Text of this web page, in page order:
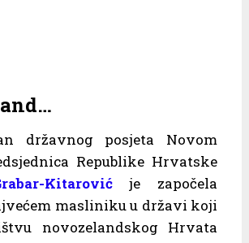
državnog posjeta Novom
Republike Hrvatske
Kitarovićje započela
masliniku u državi koji
novozelandskog Hrvata